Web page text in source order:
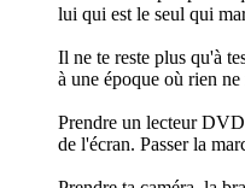
lui qui est le seul qui
Il ne te reste plus qu'à
à une époque où rien
Prendre un lecteur
de l'écran. Passer la